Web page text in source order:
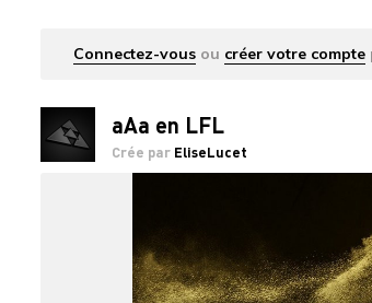
Connectez-vous ou créer votre compte
aAa en LFL
Crée par EliseLucet